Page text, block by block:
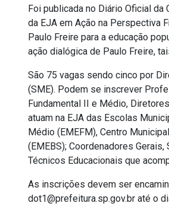
Foi publicada no Diário Oficial da
da EJA em Ação na Perspectiva
Paulo Freire para a educação
ação dialógica de Paulo Freire,
São 75 vagas sendo cinco por
(SME). Podem se inscrever
Fundamental II e Médio,
atuam na EJA das Escolas
Médio (EMEFM), Centro
(EMEBS); Coordenadores
Técnicos Educacionais que
As inscrições devem ser
dot1@prefeitura.sp.gov.br até o